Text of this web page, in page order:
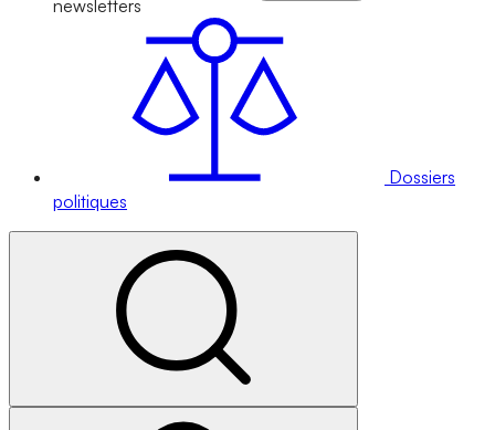
newsletters
Dossiers
politiques